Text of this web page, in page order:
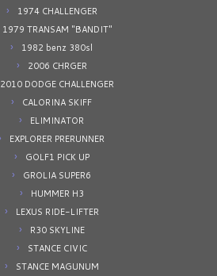
1974 CHALLENGER
1979 TRANSAM "BANDIT"
1982 benz 380sl
2006 CHRGER
2010 DODGE CHALLENGER
CALORINA SKIFF
ELIMINATOR
EXPLORER PRERUNNER
GOLF1 PICK UP
GROLIA SUPER6
HUMMER H3
LEXUS RIDE-LIFTER
R30 SKYLINE
STANCE CIVIC
STANCE MAGUNUM